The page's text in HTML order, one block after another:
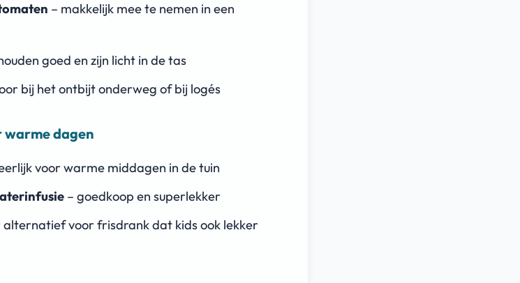
– makkelijk mee te nemen in een
goed en zijn licht in de tas
bij het ontbijt onderweg of bij logés
warme dagen
voor warme middagen in de tuin
– goedkoop en superlekker
alternatief voor frisdrank dat kids ook lekker